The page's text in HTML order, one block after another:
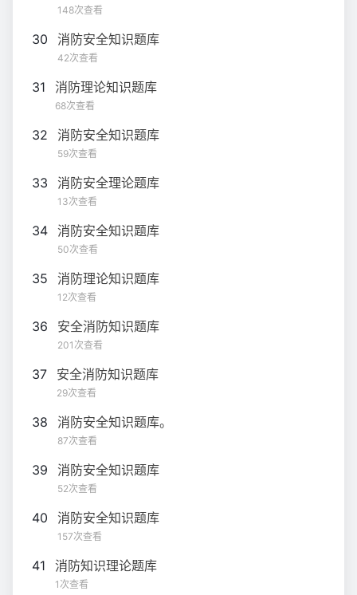
148次查看
30 消防安全知识题库
42次查看
31 消防理论知识题库
68次查看
32 消防安全知识题库
59次查看
33 消防安全理论题库
13次查看
34 消防安全知识题库
50次查看
35 消防理论知识题库
12次查看
36 安全消防知识题库
201次查看
37 安全消防知识题库
29次查看
38 消防安全知识题库。
87次查看
39 消防安全知识题库
52次查看
40 消防安全知识题库
157次查看
41 消防知识理论题库
1次查看